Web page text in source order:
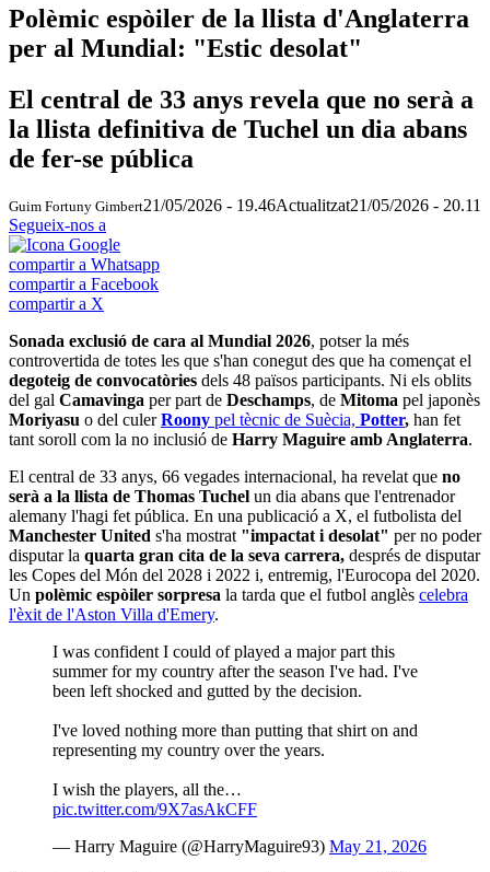
Polèmic espòiler de la llista d'Anglaterra
per al Mundial: "Estic desolat"
El central de 33 anys revela que no serà a
la llista definitiva de Tuchel un dia abans
de fer-se pública
Guim Fortuny Gimbert21/05/2026 - 19.46Actualitzat21/05/2026 - 20.11
Segueix-nos a
compartir a Whatsapp
compartir a Facebook
compartir a X
Sonada exclusió de cara al Mundial 2026, potser la més
controvertida de totes les que s'han conegut des que ha començat el
degoteig de convocatòries dels 48 països participants. Ni els oblits
del gal Camavinga per part de Deschamps, de Mitoma pel japonès
Moriyasu o del culerRoony pel tècnic de Suècia, Potter, han fet
tant soroll com la no inclusió de Harry Maguire amb Anglaterra.
El central de 33 anys, 66 vegades internacional, ha revelat que no
serà a la llista de Thomas Tuchel un dia abans que l'entrenador
alemany l'hagi fet pública. En una publicació a X, el futbolista del
Manchester United s'ha mostrat "impactat i desolat" per no poder
disputar la quarta gran cita de la seva carrera, després de disputar
les Copes del Món del 2028 i 2022 i, entremig, l'Eurocopa del 2020.
Un polèmic espòiler sorpresa la tarda que el futbol anglès celebra
l'èxit de l'Aston Villa d'Emery.
I was confident I could of played a major part this
summer for my country after the season I've had. I've
been left shocked and gutted by the decision.
I've loved nothing more than putting that shirt on and
representing my country over the years.
I wish the players, all the…
pic.twitter.com/9X7asAkCFF
— Harry Maguire (@HarryMaguire93) May 21, 2026